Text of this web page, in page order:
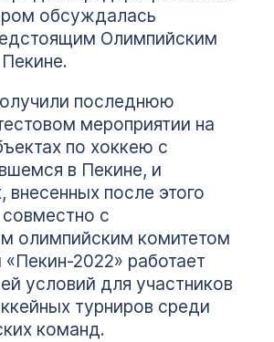
обсуждалась
Олимпийским
последнюю
мероприятии на
по хоккею с
в Пекине, и
внесенных после этого
с
олимпийским комитетом
2022» работает
условий для участников
турниров среди
команд.